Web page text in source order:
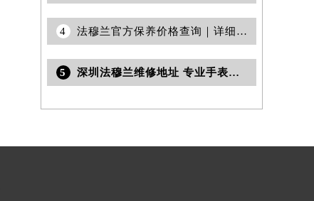
4 法穆兰官方保养价格查询｜详细热线电话及全部网点地址权威信息公告（2026年7月最新）
5 深圳法穆兰维修地址 专业手表维修保养服务中心权威公示（2026年7月最新）